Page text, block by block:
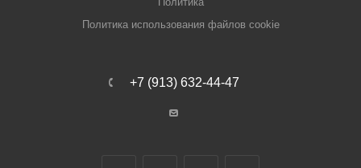
Политика использования файлов cookie
+7 (913) 632-44-47